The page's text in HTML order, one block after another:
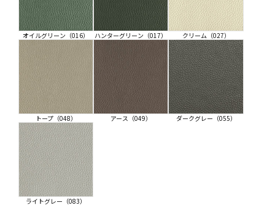
オイルグリーン（016） ハンターグリーン（017） クリーム（027）
トープ（048） アース（049） ダークグレー（055）
ライトグレー（083）